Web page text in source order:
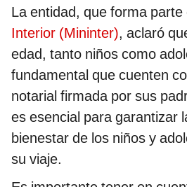
La entidad, que forma parte
Interior (Mininter), aclaró
edad, tanto niños como
fundamental que cuenten
notarial firmada por sus
es esencial para garantizar
bienestar de los niños y
su viaje.